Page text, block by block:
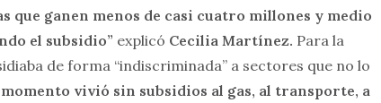
que ganen menos de casi cuatro millones y medio
el subsidio” explicó Cecilia Martínez. Para la
de forma “indiscriminada” a sectores que no lo
vivió sin subsidios al gas, al transporte, a